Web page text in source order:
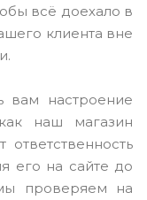
всё доехало в
клиента вне
вам настроение
наш магазин
его на сайте до
проверяем на